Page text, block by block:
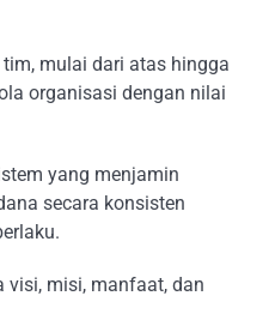
mulai dari atas hingga
organisasi dengan nilai
yang menjamin
secara konsisten
visi, misi, manfaat, dan